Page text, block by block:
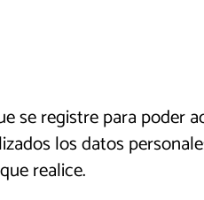
se registre para poder
los datos
realice.